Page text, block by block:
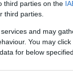
third parties on the
third parties.
and may
You may
for below
Gatsby
( 2) A